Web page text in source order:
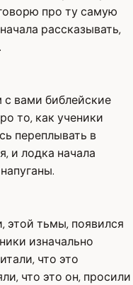
про ту самую
рассказывать,
вами библейские
то, как ученики
переплывать в
и лодка начала
этой тьмы, появился
изначально
что это
что это он, просили